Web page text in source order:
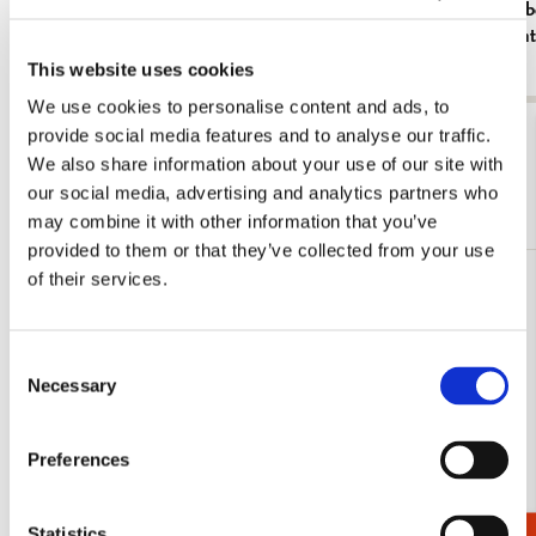
This website uses cookies
We use cookies to personalise content and ads, to
provide social media features and to analyse our traffic.
We also share information about your use of our site with
our social media, advertising and analytics partners who
may combine it with other information that you’ve
provided to them or that they’ve collected from your use
of their services.
Selection
Necessary
Preferences
Kolk,
Natuurpunt
Bekijk alles van Spel & Hobby
Meer van Puzzels